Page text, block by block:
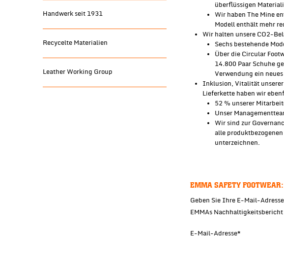
Handwerk seit 1931
Recycelte Materialien
Leather Working Group
überflüssigen
Wir haben The Mine
Modell enthält mehr
Wir halten unsere CO2-
Sechs bestehende
Über die Circular
14.800 Paar Schuhe
Verwendung ein
Inklusion, Vitalität
Lieferkette haben wir
52 % unserer
Unser
Wir sind zur
alle
unterzeichnen.
EMMA SAFETY
Geben Sie Ihre E-Mail-
EMMAs
E-Mail-Adresse*